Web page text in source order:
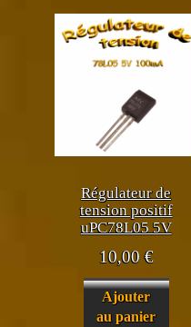
Régulateur de
tension positif
uPC78L05 5V
10,00€
Ajouter
au panier